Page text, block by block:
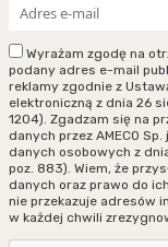
Wyrażam zgodę na
podany adres e-mail
reklamy zgodnie z
elektroniczną z dnia 26
1204). Zgadzam się na
danych przez AMECO
danych osobowych z
poz. 883). Wiem, że
danych oraz prawo do
nie przekazuje adresów
w każdej chwili